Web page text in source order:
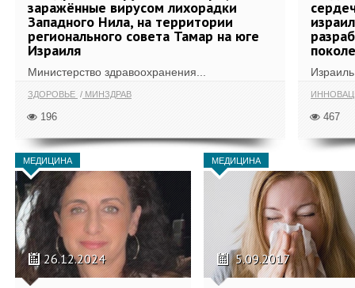
заражённые вирусом лихорадки
Западного Нила, на территории
регионального совета Тамар на юге
Израиля
Министерство здравоохранения...
ЗДОРОВЬЕ МИНЗДРАВ
196
Израиль
467
МЕДИЦИНА
26.12.2024
МЕДИЦИНА
5.09.2017